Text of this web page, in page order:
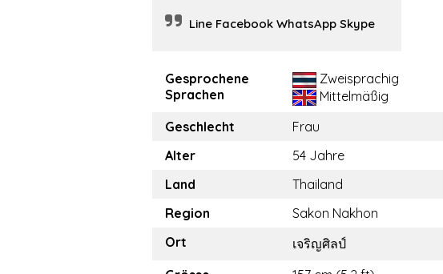
Line Facebook WhatsApp Skype
Gesprochene
Sprachen
Zweisprachig
Mittelmäßig
Geschlecht
Frau
Alter
54 Jahre
Land
Thailand
Region
Sakon Nakhon
Ort
เจริญศิลป์